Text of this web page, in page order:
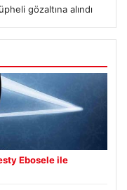
gözaltına alındı
Ebosele ile